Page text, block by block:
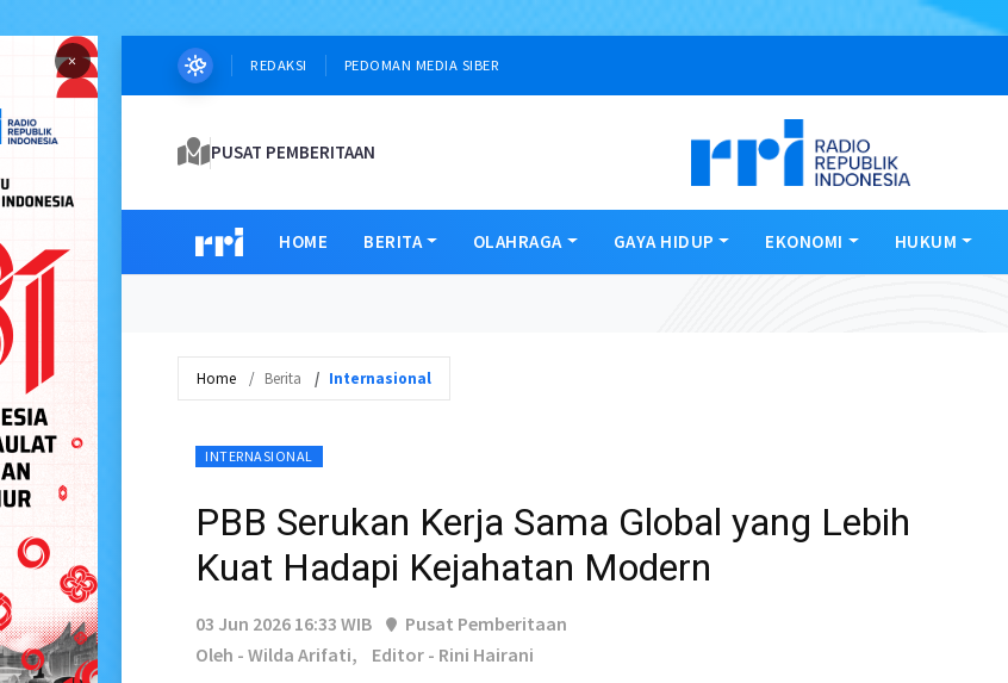
× REDAKSI PEDOMAN MEDIA SIBER
PUSAT PEMBERITAAN
HOME BERITA OLAHRAGA GAYA HIDUP EKONOMI HUKUM
Home Berita Internasional
INTERNASIONAL
PBB Serukan Kerja Sama Global yang Lebih
Kuat Hadapi Kejahatan Modern
03 Jun 2026 16:33 WIB
Pusat Pemberitaan
Oleh - Wilda Arifati,
Editor - Rini Hairani